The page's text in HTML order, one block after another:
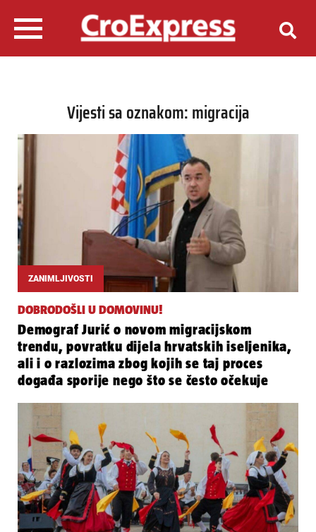
Vijesti sa oznakom: migracija
ZANIMLJIVOSTI
DOBRODOŠLI U DOMOVINU!
Demograf Jurić o novom migracijskom
trendu, povratku dijela hrvatskih iseljenika,
ali i o razlozima zbog kojih se taj proces
događa sporije nego što se često očekuje